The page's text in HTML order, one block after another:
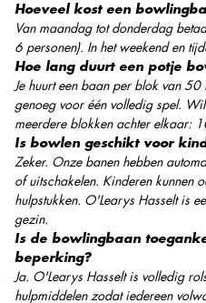
Hoeveel kost een
Van maandag tot donderdag
6 personen). In het weekend en
Hoe lang duurt een potje
Je huurt een baan per blok van
genoeg voor één volledig spel.
meerdere blokken achter elkaar:
Is bowlen geschikt voor
Zeker. Onze banen hebben
of uitschakelen. Kinderen kunnen
hulpstukken. O'Learys Hasselt is
gezin.
Is de bowlingbaan
beperking?
Ja. O'Learys Hasselt is volledig
hulpmiddelen zodat iedereen